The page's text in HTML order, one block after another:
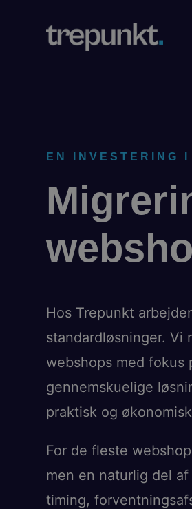
EN INVESTERING
Hos Trepunkt
standardløsninger. Vi
webshops med fokus
gennemskuelige
praktisk og
For de fleste
men en naturlig del
timing,